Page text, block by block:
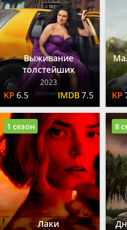
Выживание
толстейших
2023
6.5 7.5
Лаки
1 сезон 8